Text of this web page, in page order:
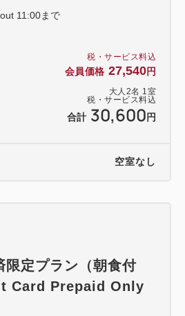
税・サービス料込
会員価格 27,540円
大人 2名 1 室
税・サービス料込
合計 30,600 円
11:00まで
空室なし
限定プラン（朝食付
Card Prepaid Only